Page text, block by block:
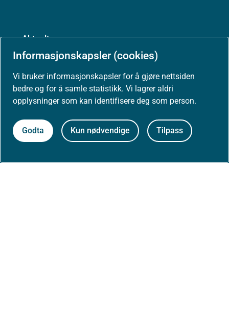
Informasjonskapsler (cookies)
Vi bruker informasjonskapsler for å gjøre nettsiden
bedre og for å samle statistikk. Vi lagrer aldri
opplysninger som kan identifisere deg som person.
Godta Kun nødvendige Tilpass
Aktuelt
Arrangementer
Høringer
Presse